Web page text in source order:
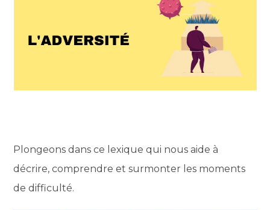
Plongeons dans ce lexique qui nous aide à
décrire, comprendre et surmonter les moments
de difficulté.